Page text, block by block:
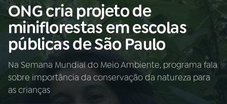
Buscar
na
Rádio
Nacional
Buscar
AO VIVO
INÍCIO
ONG cria projeto de
miniflorestas em escolas
públicas de São Paulo
Na Semana Mundial do Meio Ambiente, programa fala
sobre importância da conservação da natureza para
as crianças